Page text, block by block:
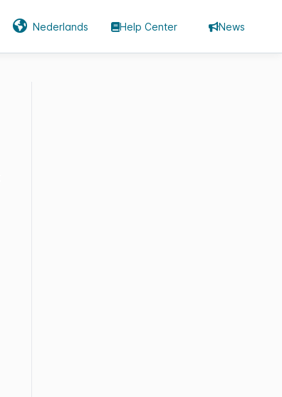
Nederlands Help Center News